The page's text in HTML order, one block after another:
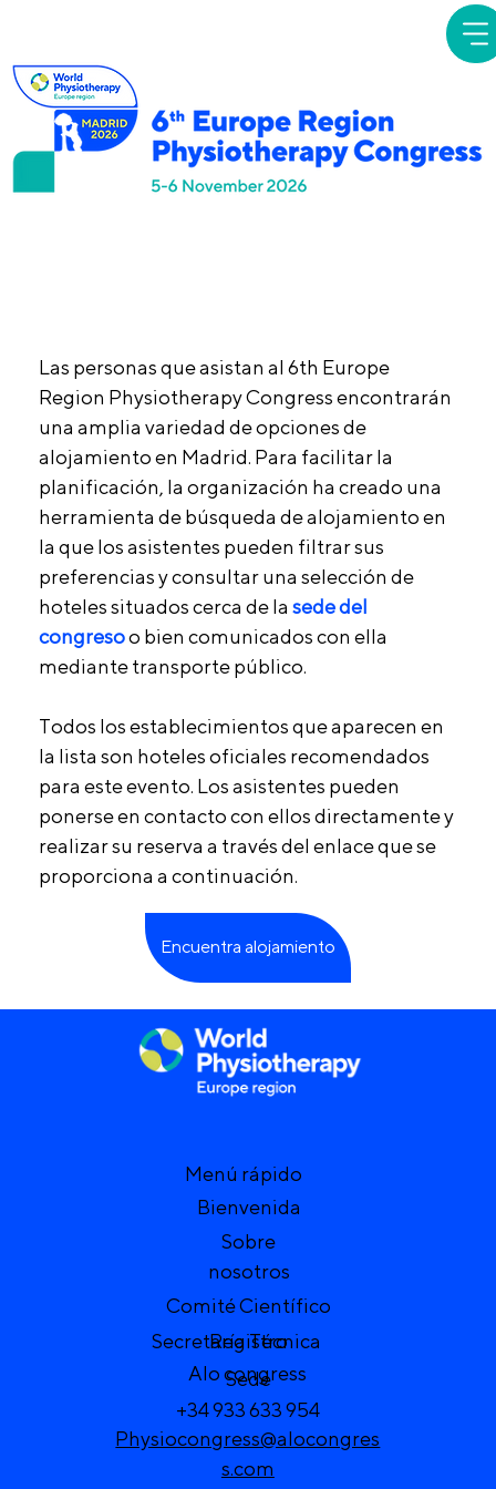
Alojami
Las personas que asistan al 6th Europe
Region Physiotherapy Congress encontrarán
una amplia variedad de opciones de
alojamiento en Madrid. Para facilitar la
planificación, la organización ha creado una
herramienta de búsqueda de alojamiento en
la que los asistentes pueden filtrar sus
preferencias y consultar una selección de
hoteles situados cerca de lasede del
congresoo bien comunicados con ella
mediante transporte público.
Todos los establecimientos que aparecen en
la lista son hoteles oficiales recomendados
para este evento. Los asistentes pueden
ponerse en contacto con ellos directamente y
realizar su reserva a través del enlace que se
proporciona a continuación.
Encuentra alojamiento
Menú rápido
Bienvenida
Sobre
nosotros
Comité Científico
Registro
Sede
Secretaría Técnica
Alo congress
+34 933 633 954
Physiocongress@alocongres
s.com